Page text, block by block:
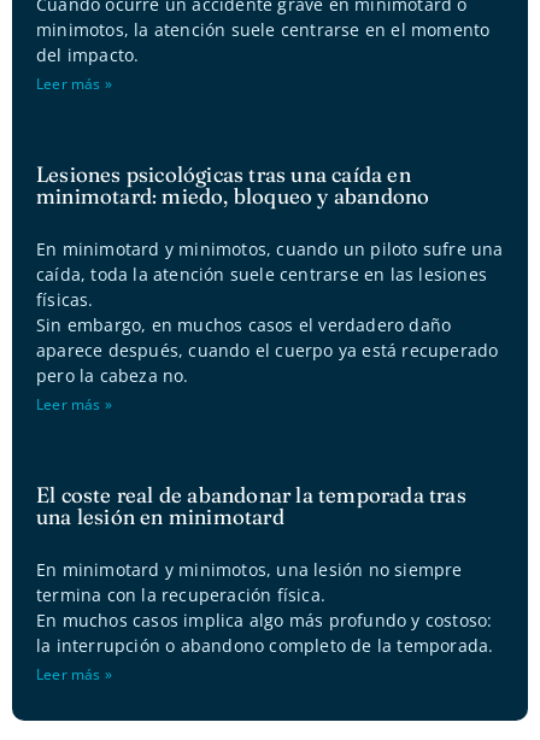
minimotos, la atención suele centrarse en el momento
del impacto.
Leer más »
Lesiones psicológicas tras una caída en
minimotard: miedo, bloqueo y abandono
En minimotard y minimotos, cuando un piloto sufre una
caída, toda la atención suele centrarse en las lesiones
físicas.
Sin embargo, en muchos casos el verdadero daño
aparece después, cuando el cuerpo ya está recuperado
pero la cabeza no.
Leer más »
El coste real de abandonar la temporada tras
una lesión en minimotard
En minimotard y minimotos, una lesión no siempre
termina con la recuperación física.
En muchos casos implica algo más profundo y costoso:
la interrupción o abandono completo de la temporada.
Leer más »